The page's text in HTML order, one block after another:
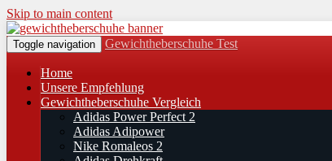
Skip to main content
Toggle navigation Gewichtheberschuhe Test
Home
Unsere Empfehlung
Gewichtheberschuhe Vergleich
Adidas Power Perfect 2
Adidas Adipower
Nike Romaleos 2